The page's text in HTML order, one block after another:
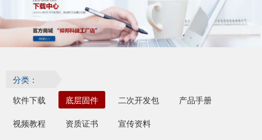
分类：
软件下载
底层固件 二次开发包
产品手册
视频教程
资质证书 宣传资料